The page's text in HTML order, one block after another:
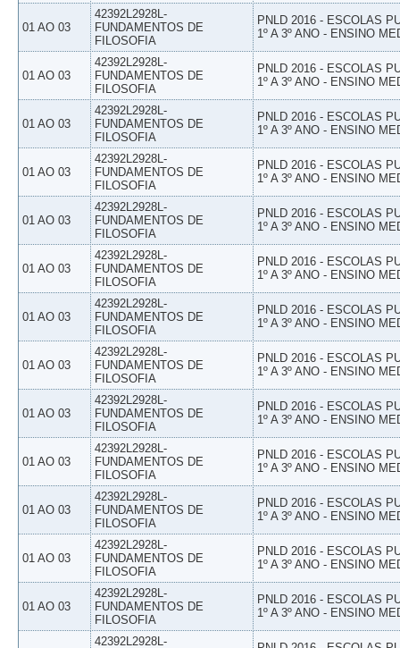
01 AO 03
42392L2928L-
FUNDAMENTOS DE
FILOSOFIA
PNLD 2016 - ESCOLAS
1º A 3º ANO - ENSINO
01 AO 03
42392L2928L-
FUNDAMENTOS DE
FILOSOFIA
PNLD 2016 - ESCOLAS
1º A 3º ANO - ENSINO
01 AO 03
42392L2928L-
FUNDAMENTOS DE
FILOSOFIA
PNLD 2016 - ESCOLAS
1º A 3º ANO - ENSINO
01 AO 03
42392L2928L-
FUNDAMENTOS DE
FILOSOFIA
PNLD 2016 - ESCOLAS
1º A 3º ANO - ENSINO
01 AO 03
42392L2928L-
FUNDAMENTOS DE
FILOSOFIA
PNLD 2016 - ESCOLAS
1º A 3º ANO - ENSINO
01 AO 03
42392L2928L-
FUNDAMENTOS DE
FILOSOFIA
PNLD 2016 - ESCOLAS
1º A 3º ANO - ENSINO
01 AO 03
42392L2928L-
FUNDAMENTOS DE
FILOSOFIA
PNLD 2016 - ESCOLAS
1º A 3º ANO - ENSINO
01 AO 03
42392L2928L-
FUNDAMENTOS DE
FILOSOFIA
PNLD 2016 - ESCOLAS
1º A 3º ANO - ENSINO
01 AO 03
42392L2928L-
FUNDAMENTOS DE
FILOSOFIA
PNLD 2016 - ESCOLAS
1º A 3º ANO - ENSINO
01 AO 03
42392L2928L-
FUNDAMENTOS DE
FILOSOFIA
PNLD 2016 - ESCOLAS
1º A 3º ANO - ENSINO
01 AO 03
42392L2928L-
FUNDAMENTOS DE
FILOSOFIA
PNLD 2016 - ESCOLAS
1º A 3º ANO - ENSINO
01 AO 03
42392L2928L-
FUNDAMENTOS DE
FILOSOFIA
PNLD 2016 - ESCOLAS
1º A 3º ANO - ENSINO
01 AO 03
42392L2928L-
FUNDAMENTOS DE
FILOSOFIA
PNLD 2016 - ESCOLAS
1º A 3º ANO - ENSINO
42392L2928L-